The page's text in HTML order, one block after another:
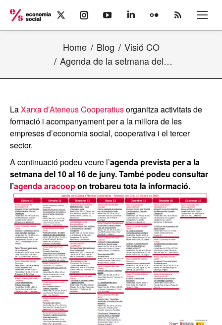
X
page
in
new
window
Instagram
page
in
new
window
YouTube
page
in
new
window
Linkedin
page
in
new
window
Flickr
page
in
new
window
Rss
page
Home Blog
Visió CO
Agenda de la setmana del…
LaXarxa d’Ateneus Cooperatiusorganitza activitats de
formació i acompanyament per a la millora de les
empreses d’economia social, cooperativa i el tercer
sector.
A continuació podeu veure l’agenda prevista per a la
setmana del 10 al 16 de juny. També podeu consultar
l’agenda aracoopon trobareu tota la informació.